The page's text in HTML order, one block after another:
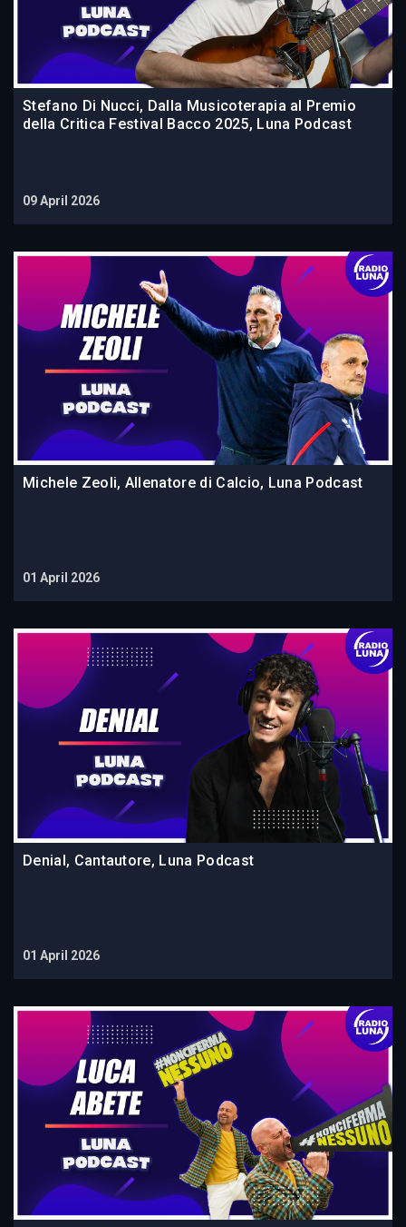
Stefano Di Nucci, Dalla Musicoterapia al Premio
della Critica Festival Bacco 2025, Luna Podcast
09 April 2026
Michele Zeoli, Allenatore di Calcio, Luna Podcast
01 April 2026
Denial, Cantautore, Luna Podcast
01 April 2026